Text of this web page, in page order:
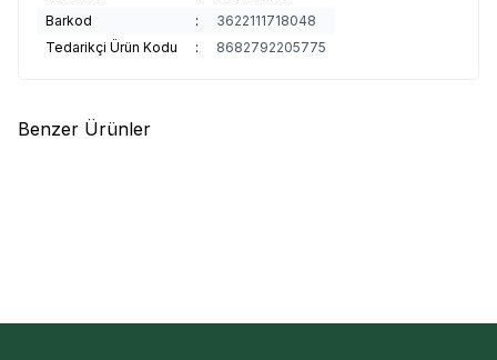
Barkod
:
3622111718048
Tedarikçi Ürün Kodu
: 8682792205775
Benzer Ürünler